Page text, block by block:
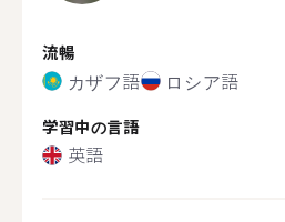
流暢
カザフ語 ロシア語
学習中の言語
英語